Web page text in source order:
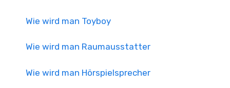
Wie wird man Toyboy
Wie wird man Raumausstatter
Wie wird man Hörspielsprecher